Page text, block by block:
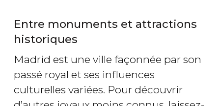
Entre monuments et attractions
historiques
Madrid est une ville façonnée par son
passé royal et ses influences
culturelles variées. Pour découvrir